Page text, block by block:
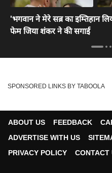
'भगवान ने मेरे सब्र का इम्तिहान
फेम जिया शंकर ने की सगाई
SPONSORED LINKS BY TABOOLA
ABOUT US FEEDBACK
ADVERTISE WITH US
PRIVACY POLICY
CONTACT